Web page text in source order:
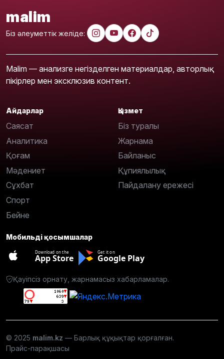
malim
Біз әлеуметтік желіде:
Malim — анализге негізделген материалдар, авторлық
пікірлер мен эксклюзив контент.
Айдарлар
Саясат
Аналитика
Қоғам
Мәдениет
Сұхбат
Спорт
Бейне
Қызмет
Біз туралы
Жарнама
Байланыс
Құпиялылық
Пайдалану ережесі
Мобильді қосымшалар
Download on the
App Store
Get it on
Google Play
Қауіпсіз орнату, жарнамасыз хабарламалар.
© 2025 malim.kz — Барлық құқықтар қорғалған.
Прайс-парақшасы